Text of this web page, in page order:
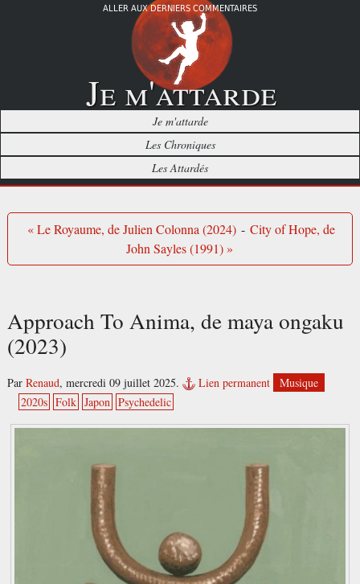
ALLER AUX DERNIERS COMMENTAIRES
Je m'attarde
Je m'attarde
Les Chroniques
Les Attardés
« Le Royaume, de Julien Colonna (2024) - City of Hope, de
John Sayles (1991) »
Approach To Anima, de maya ongaku
(2023)
Par Renaud, mercredi 09 juillet 2025. Lien permanent
Musique
2020s Folk Japon Psychedelic